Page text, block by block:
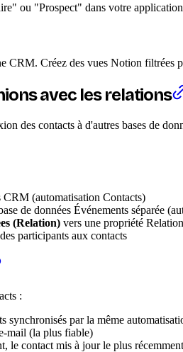
ou "Prospect" dans votre
CRM. Créez des vues Notion
avec les relations
des contacts à d'autres bases de
CRM (automatisation Contacts)
de données Événements séparée
(Relation) vers une propriété
participants aux contacts
:
synchronisés par la même
mail (la plus fiable)
le contact mis à jour le plus